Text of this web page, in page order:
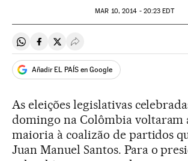
MAR 10, 2014 - 20:23 EDT
Compartir en Whatsapp
Compartir en Facebook
Compartir en Twitter
Desplegar Redes Sociales
Añadir EL PAÍS en Google
As eleições legislativas
domingo na Colômbia voltaram
maioria à coalizão de partidos
Juan Manuel Santos. Para o